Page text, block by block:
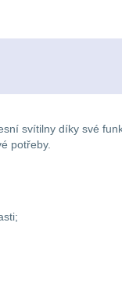
svítilny díky své
potřeby.